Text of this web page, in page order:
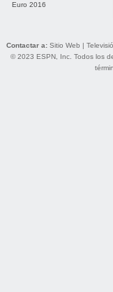
Euro 2016
Contactar a: Sitio Web |
© 2023 ESPN, Inc. Todos los